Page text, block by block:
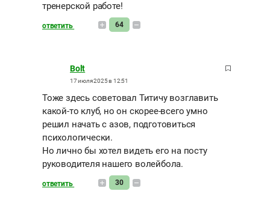
тренерской работе!
ответить 64
Bolt
17 июля 2025 в 12:51
Тоже здесь советовал Титичу возглавить
какой-то клуб, но он скорее-всего умно
решил начать с азов, подготовиться
психологически.
Но лично бы хотел видеть его на посту
руководителя нашего волейбола.
ответить 30